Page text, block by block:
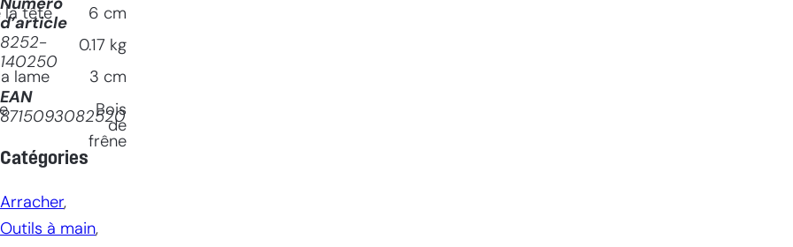
la tête
6 cm
0.17 kg
lame
3 cm
Bois
de
frêne
Numéro
d’article
8252-
140250
EAN
8715093082520
Catégories
Arracher
Outils à main